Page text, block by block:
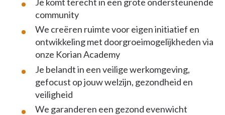
community
We creëren ruimte voor eigen initiatief en
ontwikkeling met doorgroeimogelijkheden via
onze Korian Academy
Je belandt in een veilige werkomgeving,
gefocust op jouw welzijn, gezondheid en
veiligheid
We garanderen een gezond evenwicht